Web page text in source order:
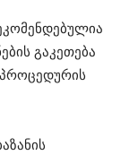
გაკეთება